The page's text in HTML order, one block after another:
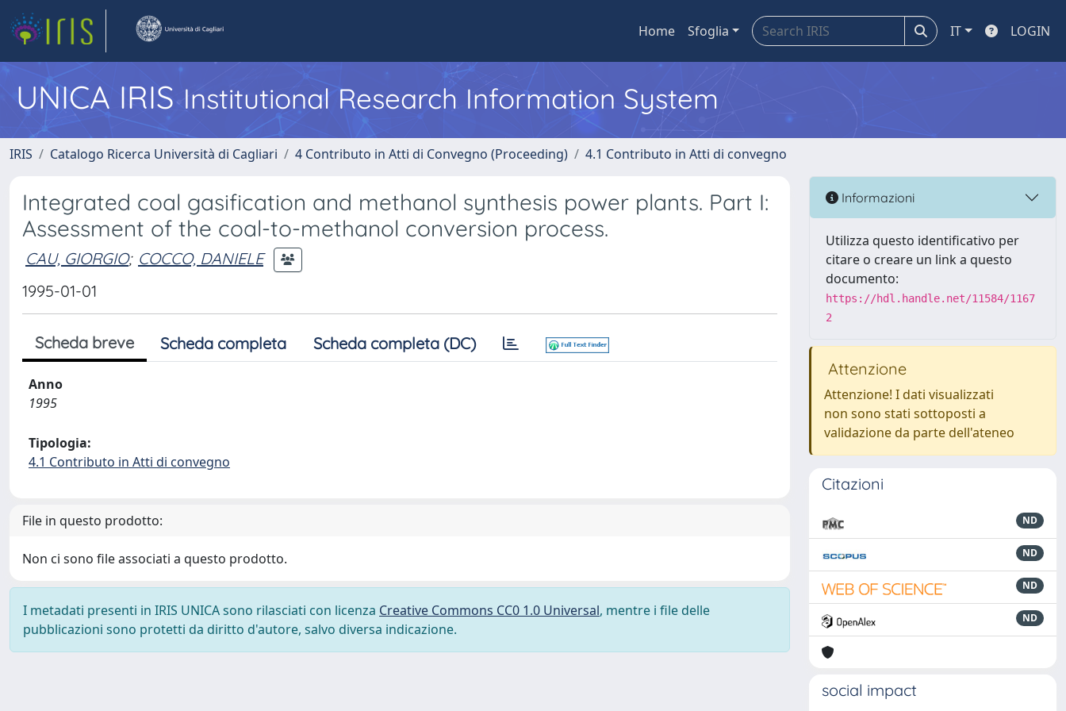
Home Sfoglia IT LOGIN
UNICA IRISInstitutional Research Information System
IRIS Catalogo Ricerca Università di Cagliari 4 Contributo in Atti di Convegno (Proceeding) 4.1 Contributo in Atti di convegno
Integrated coal gasification and methanol synthesis power plants. Part I:
Assessment of the coal-to-methanol conversion process.
CAU, GIORGIO; COCCO, DANIELE
1995-01-01
Scheda breve Scheda completa Scheda completa (DC)
Anno
1995
Tipologia:
4.1 Contributo in Atti di convegno
File in questo prodotto:
Non ci sono file associati a questo prodotto.
I metadati presenti in IRIS UNICA sono rilasciati con licenza Creative Commons CC0 1.0 Universal, mentre i file delle
pubblicazioni sono protetti da diritto d'autore, salvo diversa indicazione.
Informazioni
Utilizza questo identificativo per
citare o creare un link a questo
documento:
https://hdl.handle.net/11584/1167
2
Attenzione
Attenzione! I dati visualizzati
non sono stati sottoposti a
validazione da parte dell'ateneo
Citazioni
ND
ND
ND
ND
social impact